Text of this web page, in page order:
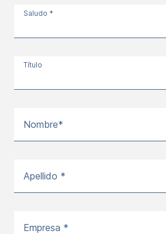
Saludo *
Título
Nombre*
Apellido *
Empresa *